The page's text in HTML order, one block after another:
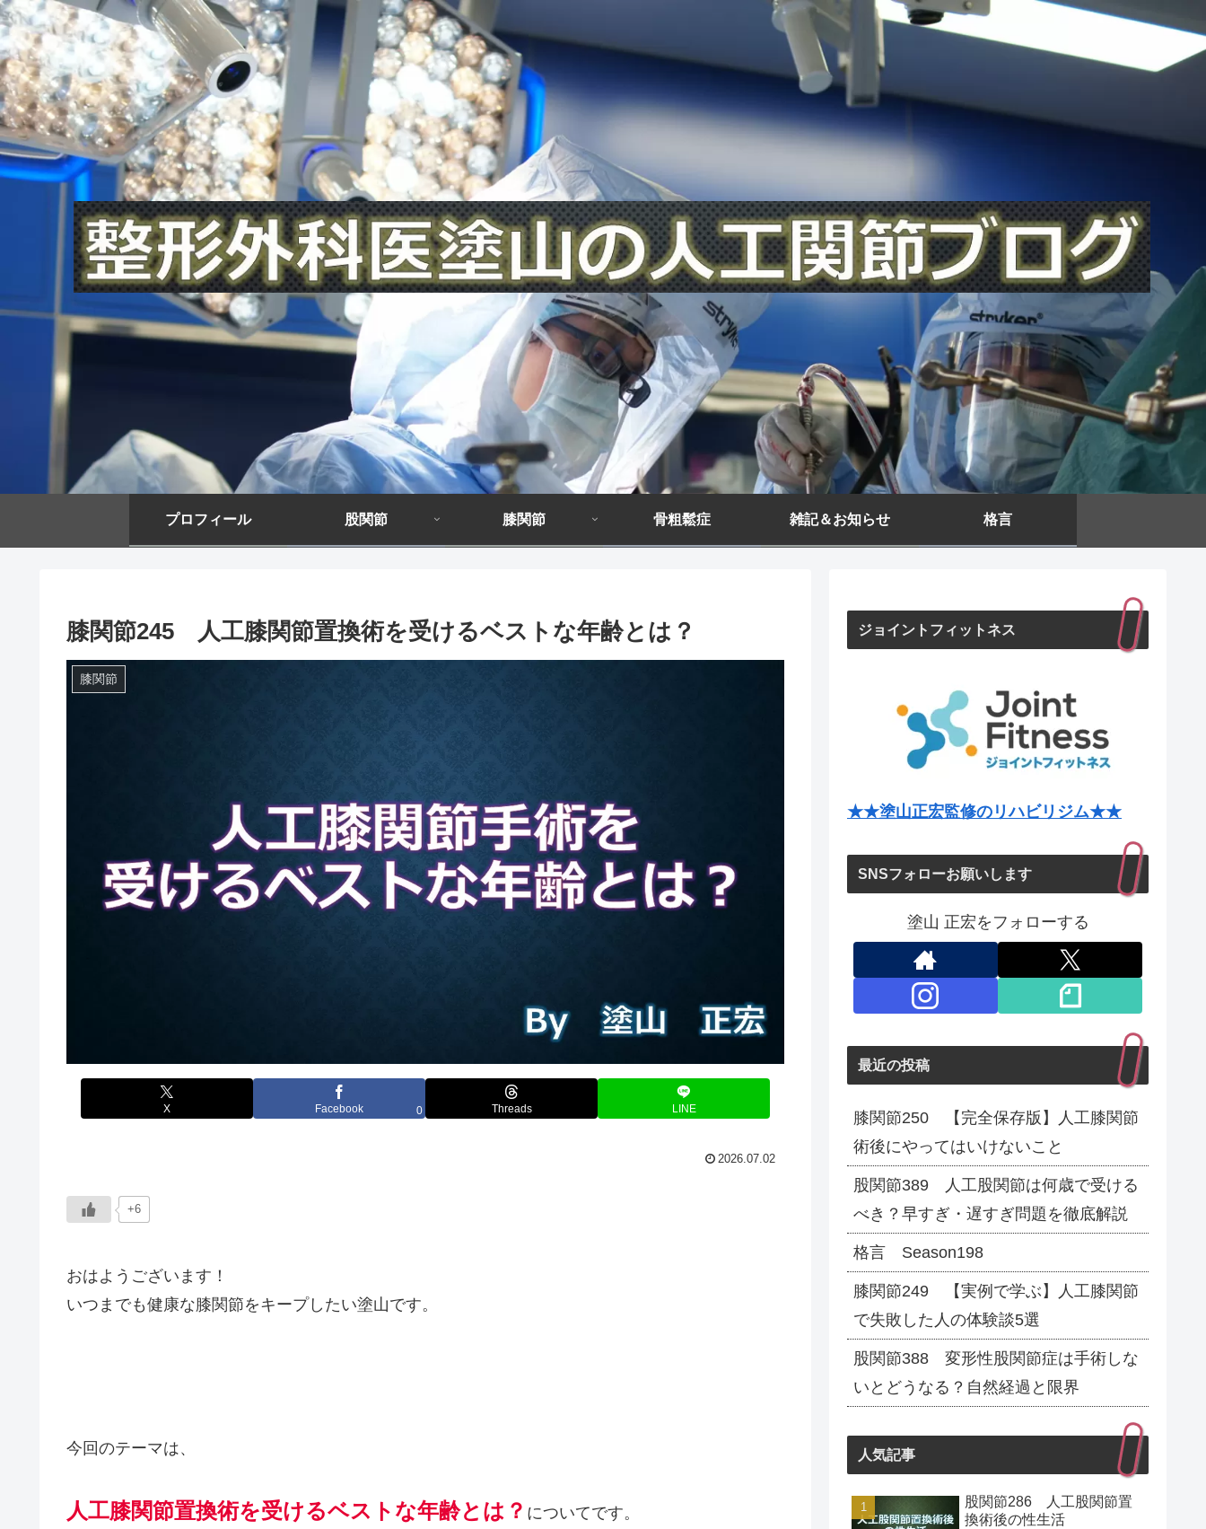
プロフィール 股関節 膝関節 骨粗鬆症 雑記＆お知らせ 格言
膝関節245 人工膝関節置換術を受けるベストな年齢とは？
膝関節
X Facebook 0 Threads LINE
2026.07.02
+6
おはようございます！
いつまでも健康な膝関節をキープしたい塗山です。
今回のテーマは、
人工膝関節置換術を受けるベストな年齢とは？ についてです。
ジョイントフィットネス
★★塗山正宏監修のリハビリジム★★
SNSフォローお願いします
塗山 正宏をフォローする
最近の投稿
膝関節250 【完全保存版】人工膝関節
術後にやってはいけないこと
股関節389 人工股関節は何歳で受ける
べき？早すぎ・遅すぎ問題を徹底解説
格言 Season198
膝関節249 【実例で学ぶ】人工膝関節
で失敗した人の体験談5選
股関節388 変形性股関節症は手術しな
いとどうなる？自然経過と限界
人気記事
股関節286 人工股関節置
換術後の性生活